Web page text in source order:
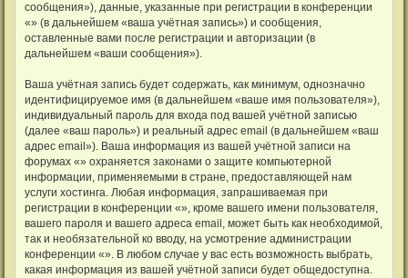
сообщения»), данные, указанные при регистрации в конференции
«» (в дальнейшем «ваша учётная запись») и сообщения,
оставленные вами после регистрации и авторизации (в
дальнейшем «ваши сообщения»).
Ваша учётная запись будет содержать, как минимум, однозначно
идентифицируемое имя (в дальнейшем «ваше имя пользователя»),
индивидуальный пароль для входа под вашей учётной записью
(далее «ваш пароль») и реальный адрес email (в дальнейшем «ваш
адрес email»). Ваша информация из вашей учётной записи на
форумах «» охраняется законами о защите компьютерной
информации, применяемыми в стране, предоставляющей нам
услуги хостинга. Любая информация, запрашиваемая при
регистрации в конференции «», кроме вашего имени пользователя,
вашего пароля и вашего адреса email, может быть как необходимой,
так и необязательной ко вводу, на усмотрение администрации
конференции «». В любом случае у вас есть возможность выбрать,
какая информация из вашей учётной записи будет общедоступна.